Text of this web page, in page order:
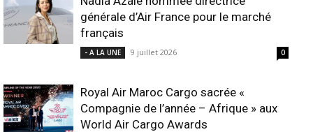
générale d’Air France pour le marché
français
- A LA UNE 9 juillet 2026 0
Royal Air Maroc Cargo sacrée «
Compagnie de l’année – Afrique » aux
World Air Cargo Awards